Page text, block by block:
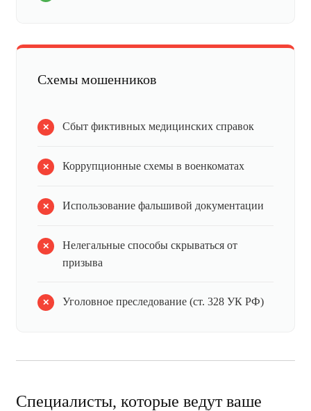
Схемы мошенников
Сбыт фиктивных медицинских справок
Коррупционные схемы в военкоматах
Использование фальшивой документации
Нелегальные способы скрываться от
призыва
Уголовное преследование (ст. 328 УК РФ)
Специалисты, которые ведут ваше